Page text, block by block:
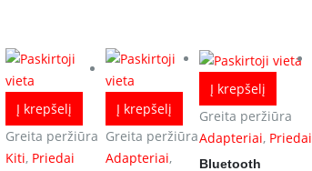
Į krepšelį
Greita peržiūra
Kiti, Priedai
Į krepšelį
Greita peržiūra
Adapteriai,
Į krepšelį
Greita peržiūra
Adapteriai, Priedai
Bluetooth